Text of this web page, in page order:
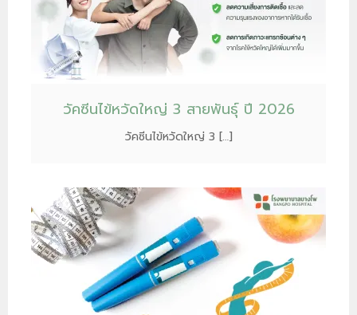
วัคซีนไข้หวัดใหญ่ 3 สายพันธุ์ ปี 2026
วัคซีนไข้หวัดใหญ่ 3 […]